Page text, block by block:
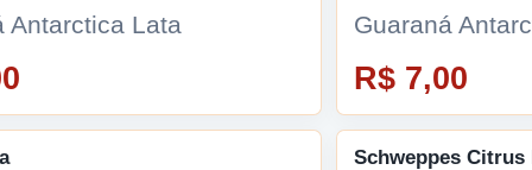
Antarctica Lata Guaraná
R$ 7,00
Schweppes Citrus